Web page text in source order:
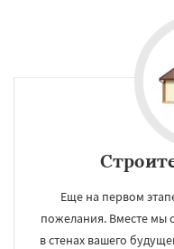
Еще на первом
пожелания. Вместе мы
в стенах вашего